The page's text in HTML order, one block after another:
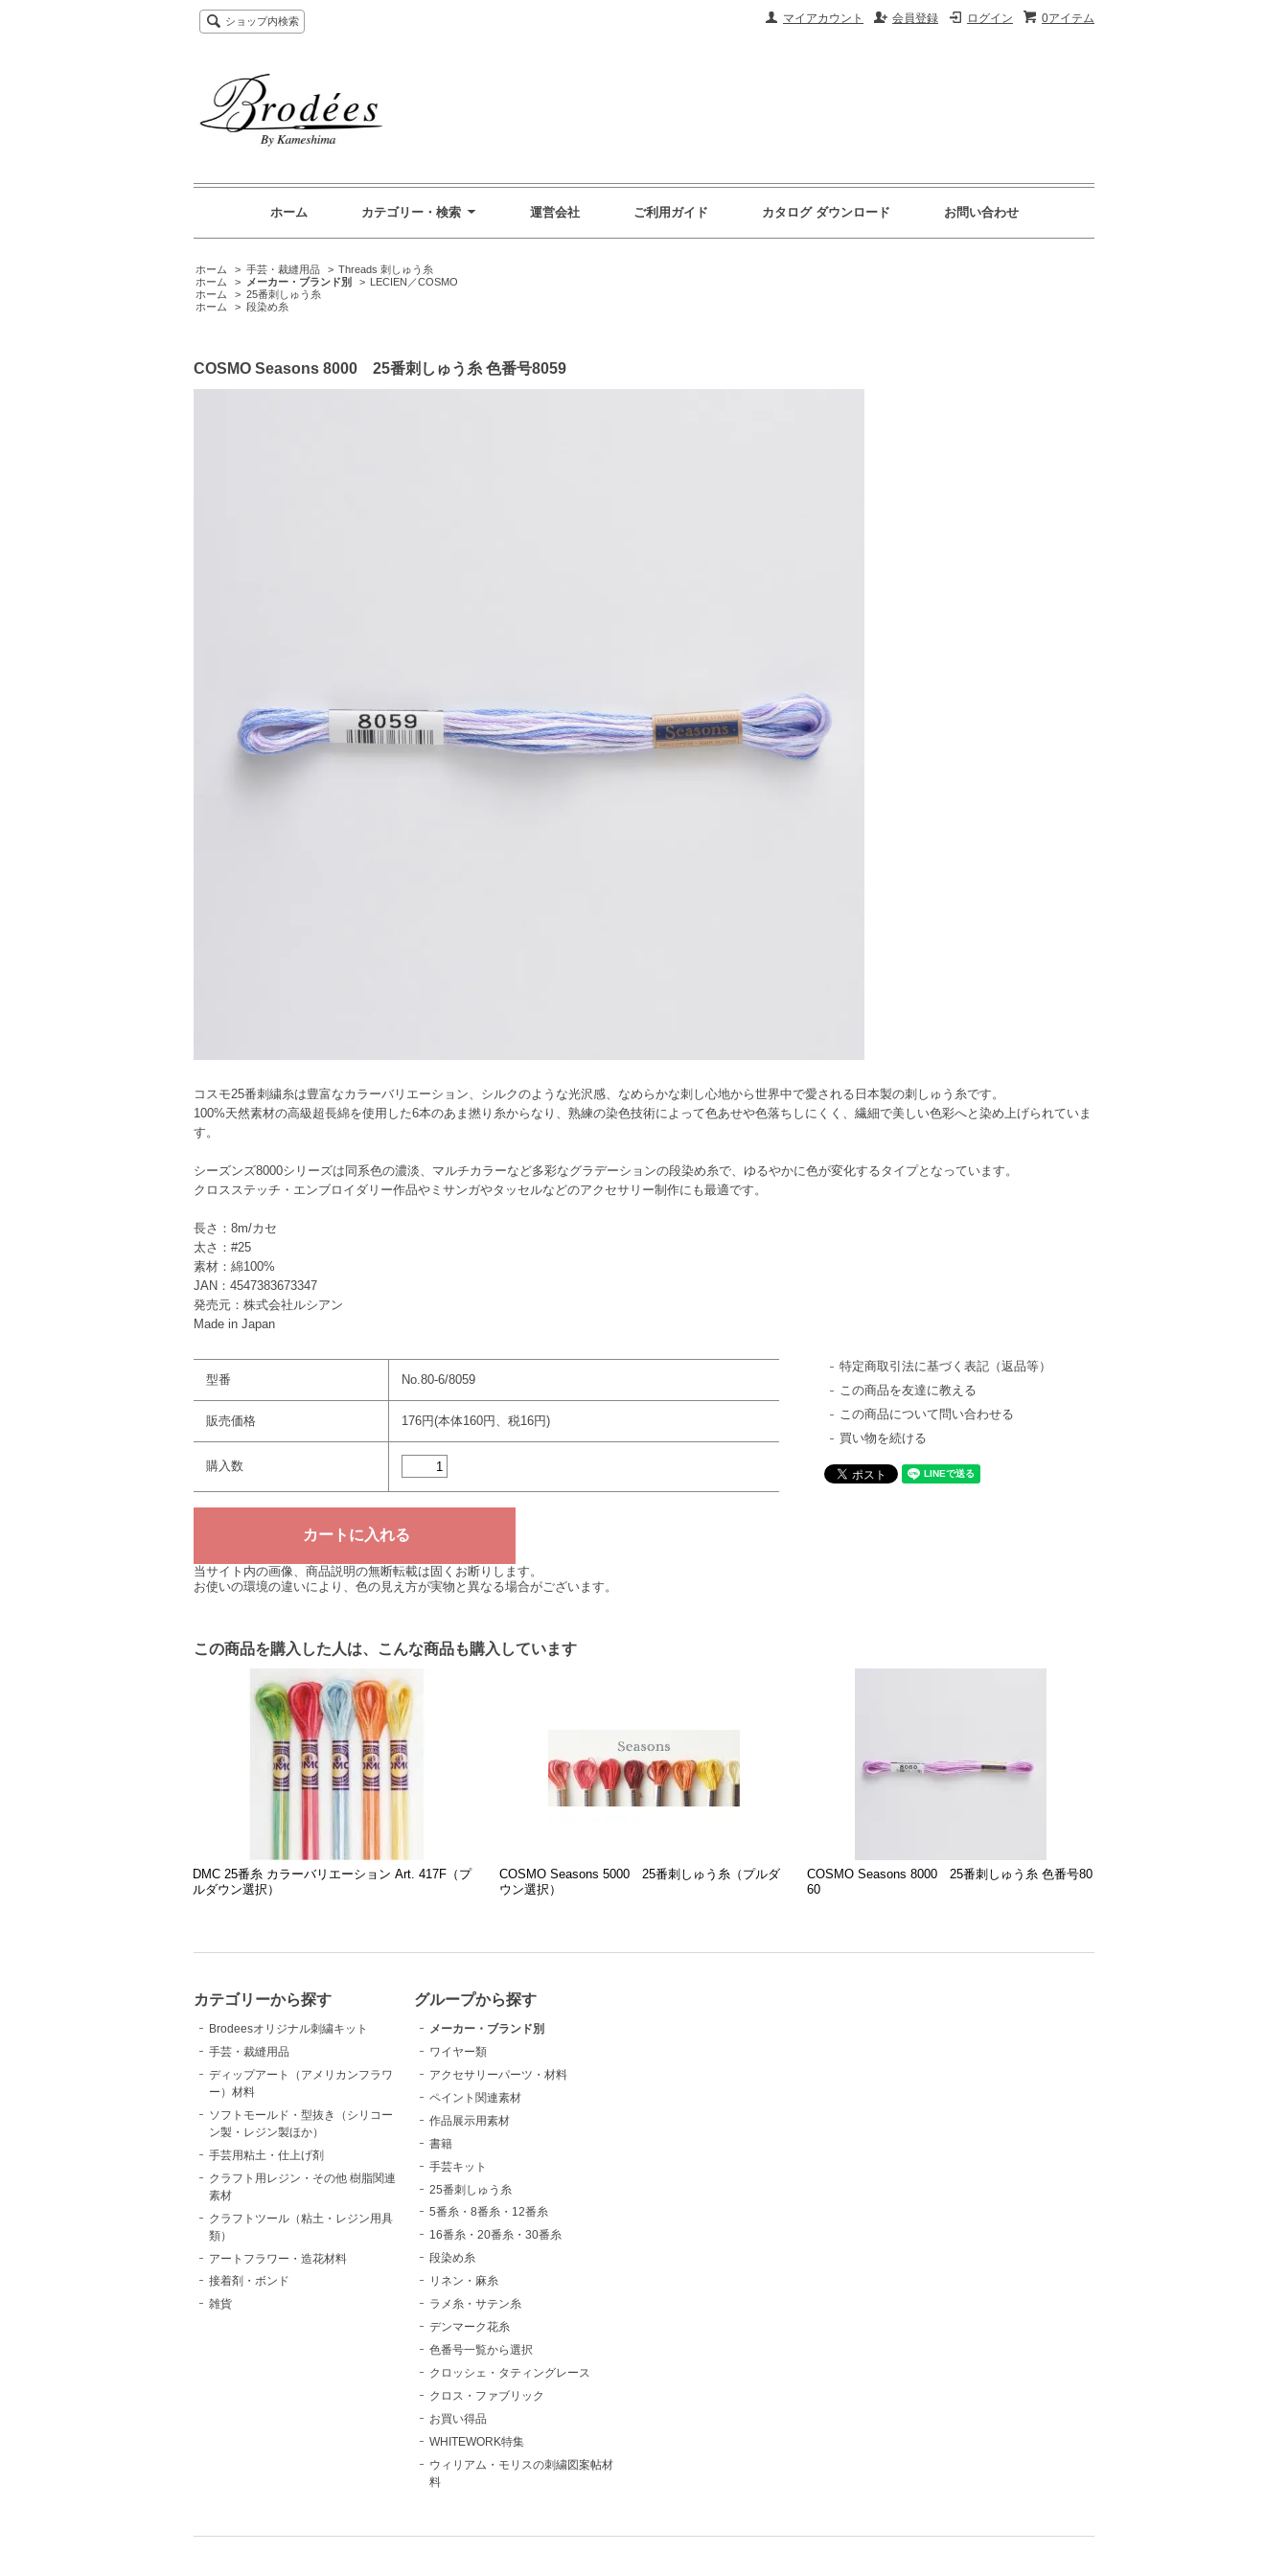
0アイテム
ログイン
会員登録
マイアカウント
ショップ内検索
ホーム カテゴリー・検索 運営会社 ご利用ガイド カタログ ダウンロード お問い合わせ
ホーム > 手芸・裁縫用品 > Threads 刺しゅう糸
ホーム
> メーカー・ブランド別 > LECIEN／COSMO
ホーム
> 25番刺しゅう糸
ホーム
> 段染め糸
COSMO Seasons 8000 25番刺しゅう糸 色番号8059
コスモ25番刺繍糸は豊富なカラーバリエーション、シルクのような光沢感、なめらかな刺し心地から世界中で愛される日本製の刺しゅう糸です。
100%天然素材の高級超長綿を使用した6本のあま撚り糸からなり、熟練の染色技術によって色あせや色落ちしにくく、繊細で美しい色彩へと染め上げられていま
す。
シーズンズ8000シリーズは同系色の濃淡、マルチカラーなど多彩なグラデーションの段染め糸で、ゆるやかに色が変化するタイプとなっています。
クロスステッチ・エンブロイダリー作品やミサンガやタッセルなどのアクセサリー制作にも最適です。
長さ：8m/カセ
太さ：#25
素材：綿100%
JAN：4547383673347
発売元：株式会社ルシアン
Made in Japan
型番 No.80-6/8059
販売価格 176円(本体160円、税16円)
購入数
当サイト内の画像、商品説明の無断転載は固くお断りします。
お使いの環境の違いにより、色の見え方が実物と異なる場合がございます。
特定商取引法に基づく表記（返品等）
この商品を友達に教える
この商品について問い合わせる
買い物を続ける
この商品を購入した人は、こんな商品も購入しています
DMC 25番糸 カラーバリエーション Art. 417F（プ
ルダウン選択）
COSMO Seasons 5000 25番刺しゅう糸（プルダ
ウン選択）
COSMO Seasons 8000 25番刺しゅう糸 色番号80
60
カテゴリーから探す
Brodeesオリジナル刺繍キット
手芸・裁縫用品
ディップアート（アメリカンフラワ
ー）材料
ソフトモールド・型抜き（シリコー
ン製・レジン製ほか）
手芸用粘土・仕上げ剤
クラフト用レジン・その他 樹脂関連
素材
クラフトツール（粘土・レジン用具
類）
アートフラワー・造花材料
接着剤・ボンド
雑貨
グループから探す
メーカー・ブランド別
ワイヤー類
アクセサリーパーツ・材料
ペイント関連素材
作品展示用素材
書籍
手芸キット
25番刺しゅう糸
5番糸・8番糸・12番糸
16番糸・20番糸・30番糸
段染め糸
リネン・麻糸
ラメ糸・サテン糸
デンマーク花糸
色番号一覧から選択
クロッシェ・タティングレース
クロス・ファブリック
お買い得品
WHITEWORK特集
ウィリアム・モリスの刺繍図案帖材
料